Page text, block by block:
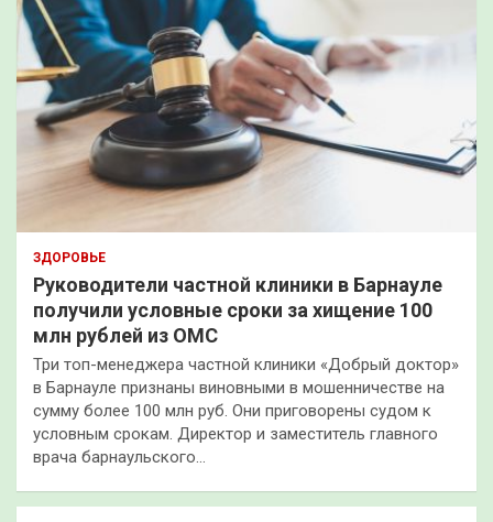
ЗДОРОВЬЕ
Руководители частной клиники в Барнауле
получили условные сроки за хищение 100
млн рублей из ОМС
Три топ-менеджера частной клиники «Добрый доктор»
в Барнауле признаны виновными в мошенничестве на
сумму более 100 млн руб. Они приговорены судом к
условным срокам. Директор и заместитель главного
врача барнаульского…